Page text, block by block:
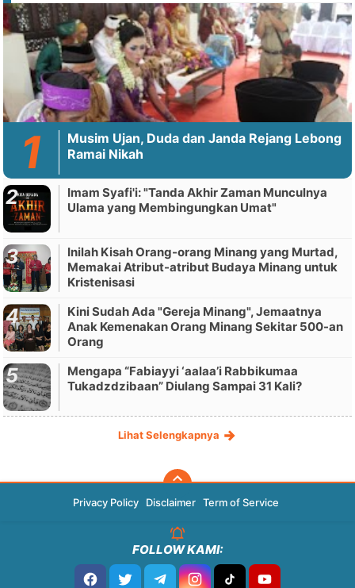
Musim Ujan, Duda dan Janda Rejang Lebong
Ramai Nikah
Imam Syafi'i: "Tanda Akhir Zaman Munculnya
Ulama yang Membingungkan Umat"
Inilah Kisah Orang-orang Minang yang Murtad,
Memakai Atribut-atribut Budaya Minang untuk
Kristenisasi
Kini Sudah Ada "Gereja Minang", Jemaatnya
Anak Kemenakan Orang Minang Sekitar 500-an
Orang
Mengapa “Fabiayyi ‘aalaa’i Rabbikumaa
Tukadzdzibaan” Diulang Sampai 31 Kali?
Lihat Selengkapnya
Privacy Policy Disclaimer Term of Service
FOLLOW KAMI: